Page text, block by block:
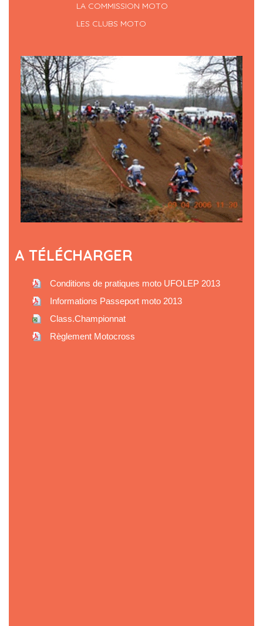
LA COMMISSION MOTO
LES CLUBS MOTO
A TÉLÉCHARGER
Conditions de pratiques moto UFOLEP 2013
Informations Passeport moto 2013
Class.Championnat
Règlement Motocross